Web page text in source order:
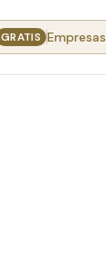
GRATIS Empresas